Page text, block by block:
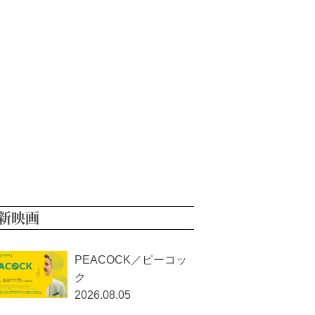
映画
PEACOCK／ピーコッ
ク
2026.08.05